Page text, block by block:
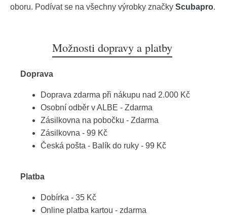
oboru. Podívat se na všechny výrobky značky Scubapro.
Možnosti dopravy a platby
Doprava
Doprava zdarma při nákupu nad 2.000 Kč
Osobní odběr v ALBE - Zdarma
Zásilkovna na pobočku - Zdarma
Zásilkovna - 99 Kč
Česká pošta - Balík do ruky - 99 Kč
Platba
Dobírka - 35 Kč
Online platba kartou - zdarma